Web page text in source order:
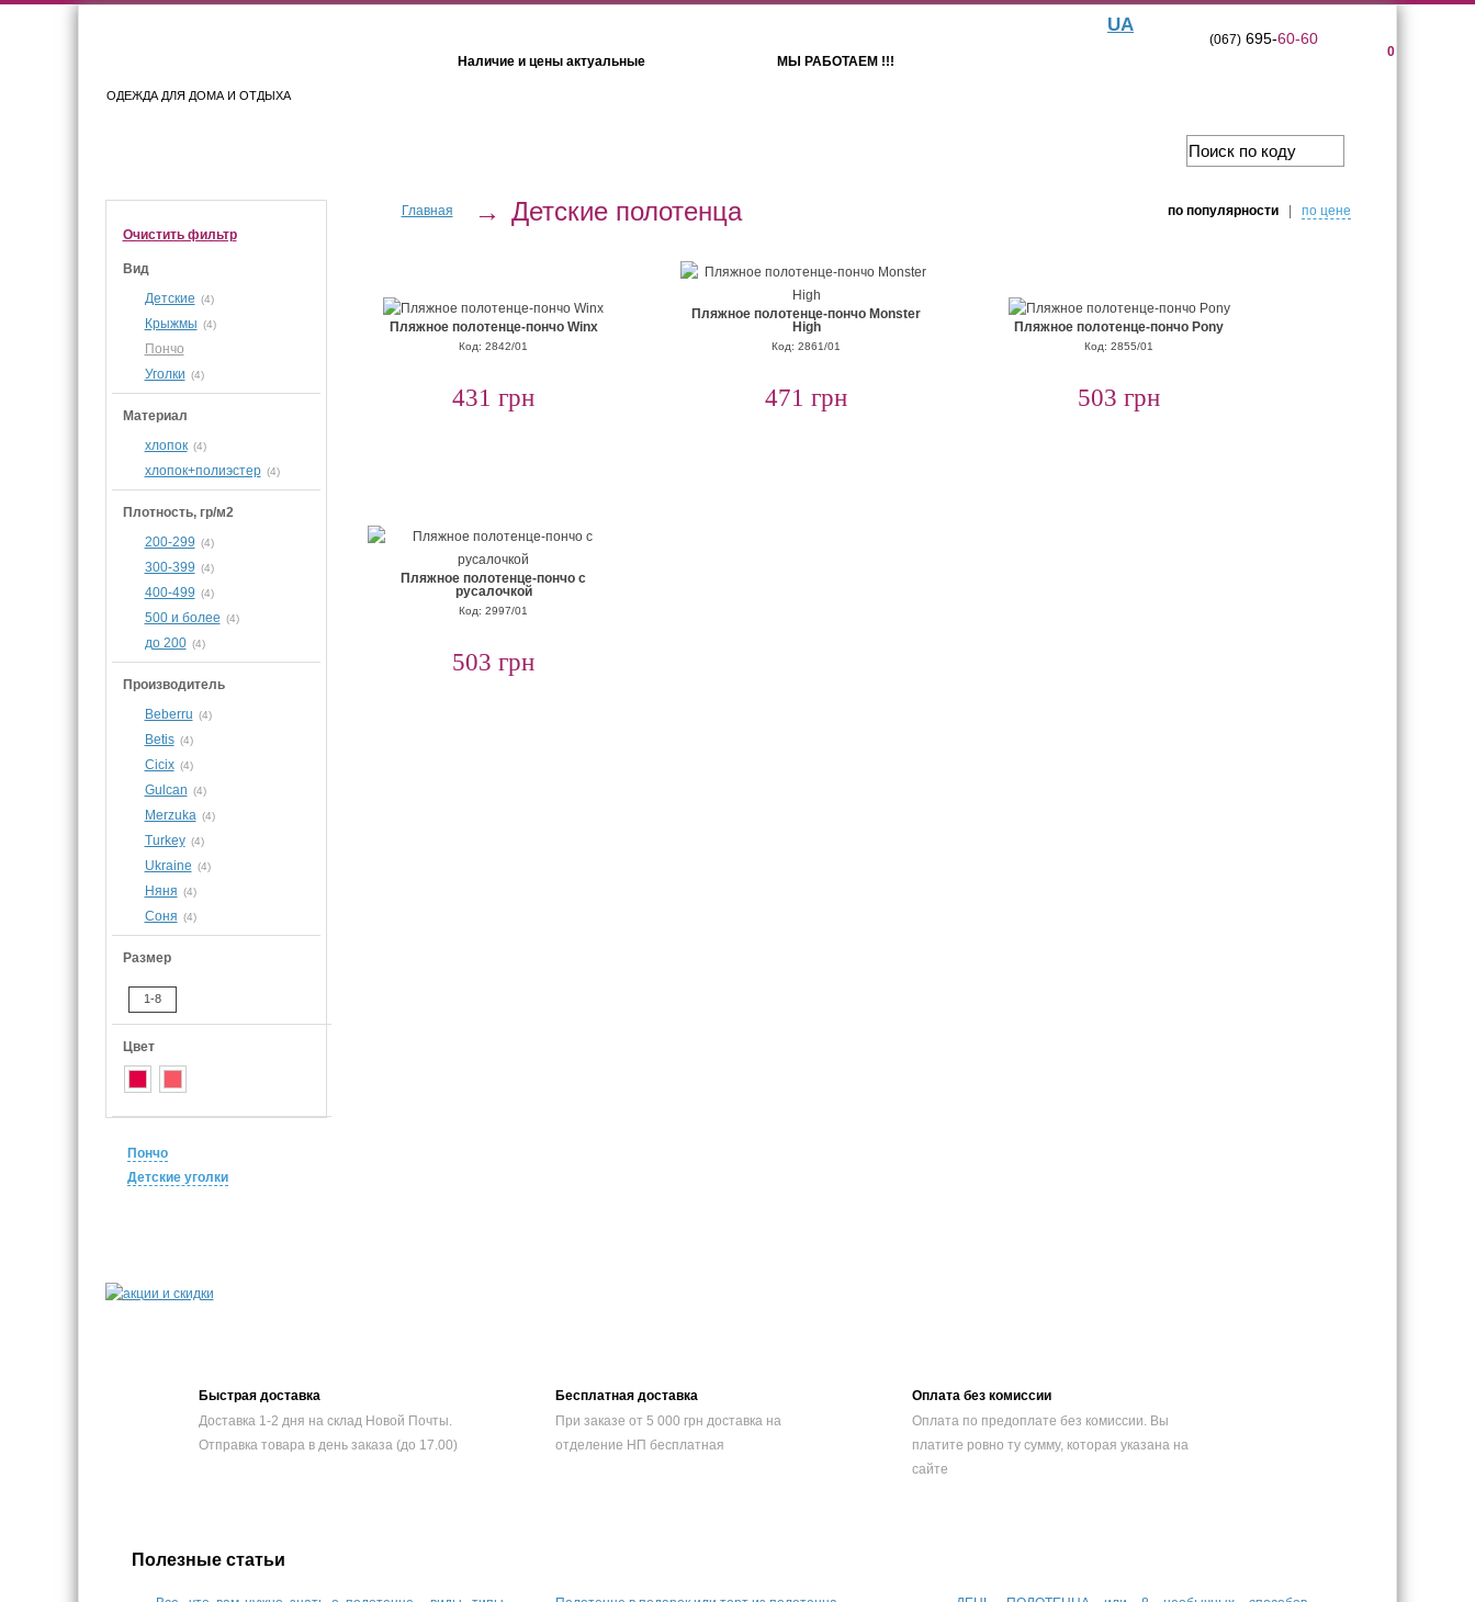
ОДЕЖДА ДЛЯ ДОМА И ОТДЫХА
Наличие и цены актуальные МЫ РАБОТАЕМ !!!
UA
0
(067)695-60-60
Очистить фильтр
Вид
Детские (4)
Крыжмы (4)
Пончо
Уголки (4)
Материал
хлопок (4)
хлопок+полиэстер (4)
Плотность, гр/м2
200-299 (4)
300-399 (4)
400-499 (4)
500 и более (4)
до 200 (4)
Производитель
Beberru (4)
Betis (4)
Cicix (4)
Gulcan (4)
Merzuka (4)
Turkey (4)
Ukraine (4)
Няня (4)
Соня (4)
Размер
1-8
Цвет
Пончо
Детские уголки
Главная → Детские полотенца по популярности| по цене
Пляжное полотенце-пончо Winx
Код: 2842/01
431 грн
Пляжное полотенце-пончо Monster
High
Код: 2861/01
471 грн
Пляжное полотенце-пончо Pony
Код: 2855/01
503 грн
Пляжное полотенце-пончо с
русалочкой
Код: 2997/01
503 грн
Быстрая доставка
Доставка 1-2 дня на склад Новой Почты.
Отправка товара в день заказа (до 17.00)
Бесплатная доставка
При заказе от 5 000 грн доставка на
отделение НП бесплатная
Оплата без комиссии
Оплата по предоплате без комиссии. Вы
платите ровно ту сумму, которая указана на
сайте
Полезные статьи